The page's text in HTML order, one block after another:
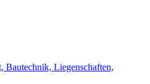
Bautechnik, Liegenschaften,